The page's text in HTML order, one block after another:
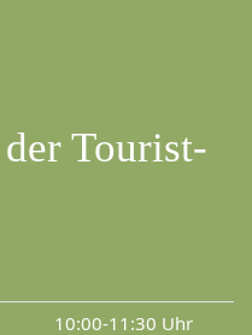
Tourist-
10:00-11:30 Uhr